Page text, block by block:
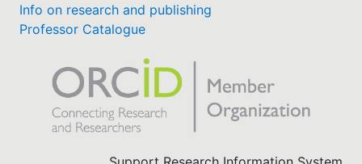
Info on research and publishing
Professor Catalogue